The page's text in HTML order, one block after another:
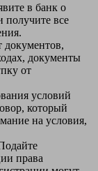
в банк о
получите все
документов,
документы
от
условий
который
на условия,
права